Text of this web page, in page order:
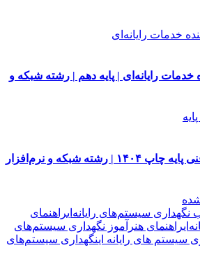
خدمات رایانه‌ای | پایه دهم | رشته شبکه و
گام به گام کتاب دانش فنی پایه چاپ ۱۴۰۴ | رشته شبکه و نرم‌افزار
نگهداری سیستم‌های رایانه‌ایراهنمای
راهنمای هنرآموز نگهداری سیستم‌های
سیستم های رایانه اینگهداری سیستم‌های